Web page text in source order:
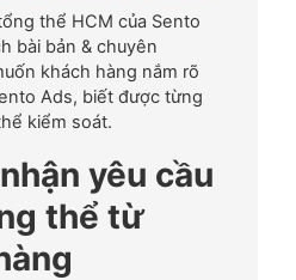
thể HCM của Sento
bài bản & chuyên
khách hàng nắm rõ
Ads, biết được từng
kiểm soát.
yêu cầu
thể từ